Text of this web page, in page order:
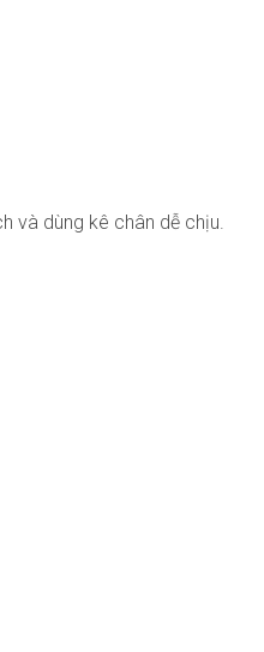
và dùng kê chân dễ chịu.